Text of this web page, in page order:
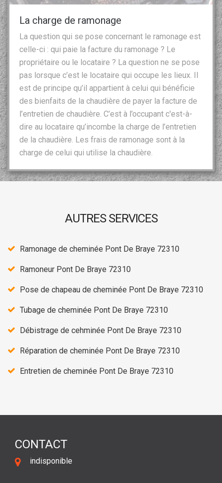
La charge de ramonage
La question qui se pose concernant le ramonage est
celle-ci : qui paie la facture du ramonage ? Le
propriétaire ou le locataire ? La question ne se pose
pas lorsque c’est le locataire qui occupe les lieux. Il
est de principe qu’il appartient à celui qui bénéficie
des bienfaits de la chaudière de payer la facture de
l’entretien de chaudière. C’est à l’occupant c'est-à-
dire au locataire qu’incombe la charge de l’entretien
de la chaudière. Les frais de ramonage sont à la
charge de celui qui utilise la chaudière.
AUTRES SERVICES
Ramonage de cheminée Pont De Braye 72310
Ramoneur Pont De Braye 72310
Pose de chapeau de cheminée Pont De Braye 72310
Tubage de cheminée Pont De Braye 72310
Débistrage de cehminée Pont De Braye 72310
Réparation de cheminée Pont De Braye 72310
Entretien de cheminée Pont De Braye 72310
CONTACT
indisponible